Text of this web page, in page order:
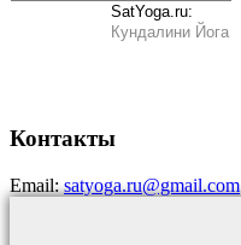
SatYoga.ru:
Кундалини Йога
Контакты
Email:satyoga.ru@gmail.com